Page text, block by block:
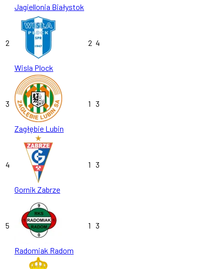
Jagiellonia Białystok
2
Wisla Plock
2 4
3
Zagłębie Lubin
1 3
4
Gornik Zabrze
1 3
5
Radomiak Radom
1 3